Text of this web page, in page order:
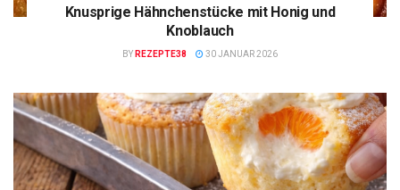
Knusprige Hähnchenstücke mit Honig und
Knoblauch
BY REZEPTE38 30 JANUAR 2026